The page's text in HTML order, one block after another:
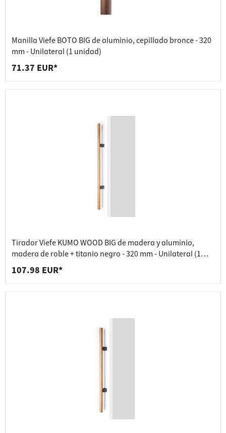
Manilla Viefe BOTO BIG de aluminio, cepillado bronce - 320
mm - Unilateral (1 unidad)
71.37 EUR*
Tirador Viefe KUMO WOOD BIG de madera y aluminio,
madera de roble + titanio negro - 320 mm - Unilateral (1
unidad)
107.98 EUR*